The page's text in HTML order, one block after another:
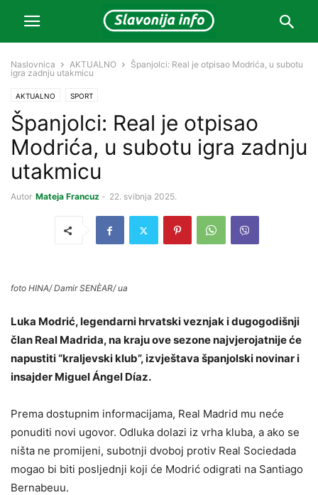
Naslovnica AKTUALNO
Španjolci: Real je otpisao Modrića, u subotu
igra zadnju utakmicu
AKTUALNO SPORT
Španjolci: Real je otpisao
Modrića, u subotu igra zadnju
utakmicu
Autor Mateja Francuz - 22. svibnja 2025.
foto HINA/ Damir SENÈAR/ ua
Luka Modrić, legendarni hrvatski veznjak i dugogodišnji
član Real Madrida, na kraju ove sezone najvjerojatnije će
napustiti “kraljevski klub”, izvještava španjolski novinar i
insajder Miguel Ángel Díaz.
Prema dostupnim informacijama, Real Madrid mu neće
ponuditi novi ugovor. Odluka dolazi iz vrha kluba, a ako se
ništa ne promijeni, subotnji dvoboj protiv Real Sociedada
mogao bi biti posljednji koji će Modrić odigrati na Santiago
Bernabeuu.